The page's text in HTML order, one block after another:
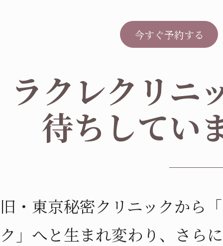
今すぐ予約する
ラクレクリニ
待ちしてい
旧・東京秘密クリニックから
ク」へと生まれ変わり、さら